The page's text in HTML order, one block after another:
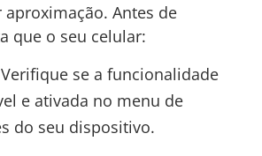
Antes de
que o seu celular:
se a funcionalidade
e ativada no menu de
do seu dispositivo.